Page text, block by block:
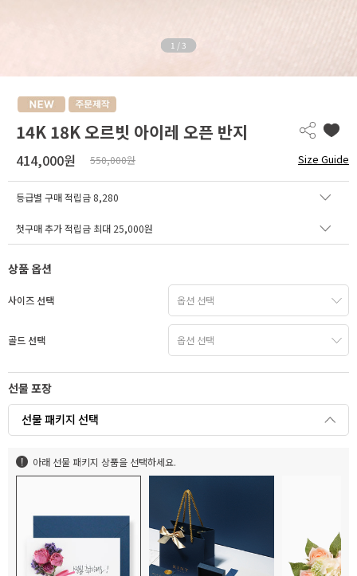
1 / 3
14K 18K 오르빗 아이레 오픈 반지
414,000원 550,000원 Size Guide
등급별 구매 적립금 8,280
첫구매 추가 적립금 최대 25,000원
상품 옵션
사이즈 선택
골드 선택
선물 포장
선물 패키지 선택
아래 선물 패키지 상품을 선택하세요.